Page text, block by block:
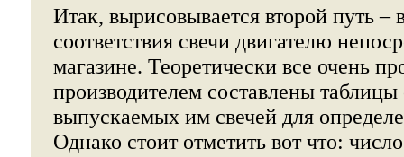
Итак, вырисовывается второй путь –
соответствия свечи двигателю
магазине. Теоретически все очень
производителем составлены таблицы
выпускаемых им свечей для
Однако стоит отметить вот что: